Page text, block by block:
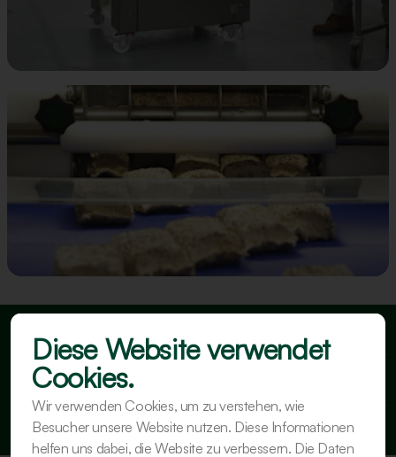
Große Vielfalt in Größe und Form
Angenehme Arbeitshöhe
Diese Website verwendet
Cookies.
Wir verwenden Cookies, um zu verstehen, wie
Besucher unsere Website nutzen. Diese Informationen
helfen uns dabei, die Website zu verbessern. Die Daten